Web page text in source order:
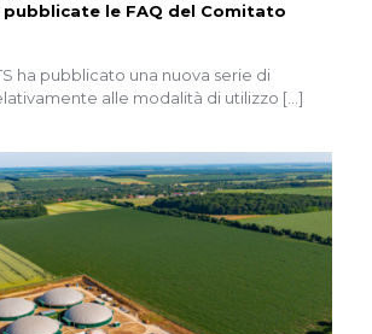
le FAQ del Comitato
ha pubblicato una nuova serie di
alle modalità di utilizzo […]